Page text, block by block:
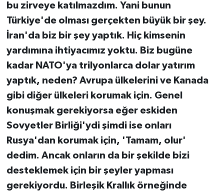
bu zirveye katılmazdım. Yani bunun
Türkiye'de olması gerçekten büyük bir şey.
İran'da biz bir şey yaptık. Hiç kimsenin
yardımına ihtiyacımız yoktu. Biz bugüne
kadar NATO'ya trilyonlarca dolar yatırım
yaptık, neden? Avrupa ülkelerini ve Kanada
gibi diğer ülkeleri korumak için. Genel
konuşmak gerekiyorsa eğer eskiden
Sovyetler Birliği'ydi şimdi ise onları
Rusya'dan korumak için, 'Tamam, olur'
dedim. Ancak onların da bir şekilde bizi
desteklemek için bir şeyler yapması
gerekiyordu. Birleşik Krallık örneğinde